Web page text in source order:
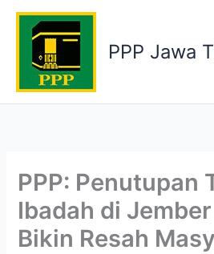
Skip
content
PPP Jawa
PPP: Penutupan
Ibadah di
Bikin Resah